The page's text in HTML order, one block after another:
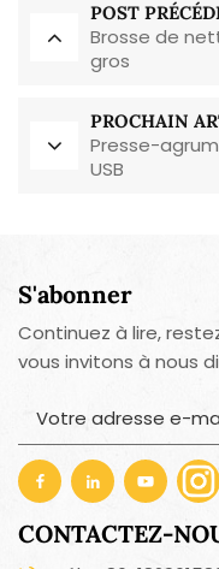
POST
Brosse de
gros
PROCHAIN
Presse-
USB
S'abonner
Continuez à lire,
vous invitons à nous
CONTACTEZ-